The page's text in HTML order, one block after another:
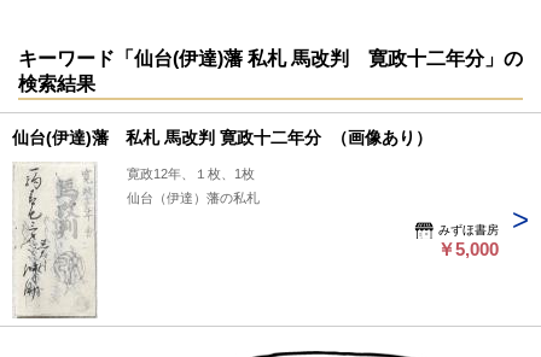
キーワード「仙台(伊達)藩 私札 馬改判 寛政十二年分」の
検索結果
仙台(伊達)藩 私札 馬改判 寛政十二年分 （画像あり）
寛政12年、１枚、1枚
仙台（伊達）藩の私札
みずほ書房
￥5,000